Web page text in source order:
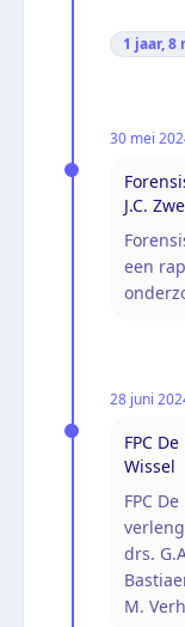
1 jaar, 8
30 mei
J.C.
een
28 juni
FPC
Wissel
FPC
drs.
M.